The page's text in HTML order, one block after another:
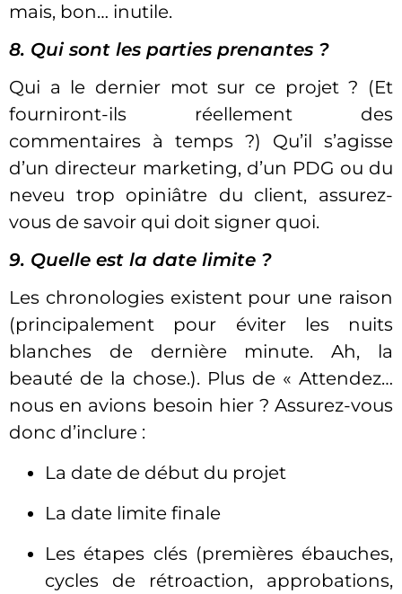
mais, bon… inutile.
8. Qui sont les parties prenantes ?
Qui a le dernier mot sur ce projet ? (Et
fourniront-ils réellement des
commentaires à temps ?) Qu’il s’agisse
d’un directeur marketing, d’un PDG ou du
neveu trop opiniâtre du client, assurez-
vous de savoir qui doit signer quoi.
9. Quelle est la date limite ?
Les chronologies existent pour une raison
(principalement pour éviter les nuits
blanches de dernière minute. Ah, la
beauté de la chose.). Plus de « Attendez…
nous en avions besoin hier ? Assurez-vous
donc d’inclure :
La date de début du projet
La date limite finale
Les étapes clés (premières ébauches,
cycles de rétroaction, approbations,